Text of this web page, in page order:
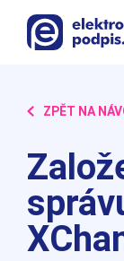
ZPĚT NA